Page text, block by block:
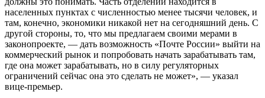
населенных пунктах с численностью менее тысячи человек, и
там, конечно, экономики никакой нет на сегодняшний день. С
другой стороны, то, что мы предлагаем своими мерами в
законопроекте, — дать возможность «Почте России» выйти на
коммерческий рынок и попробовать начать зарабатывать там,
где она может зарабатывать, но в силу регуляторных
ограничений сейчас она это сделать не может», — указал
вице-премьер.